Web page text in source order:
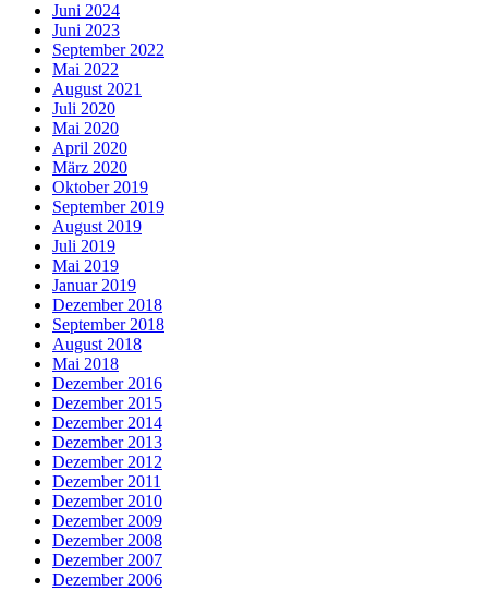
Juni 2024
Juni 2023
September 2022
Mai 2022
August 2021
Juli 2020
Mai 2020
April 2020
März 2020
Oktober 2019
September 2019
August 2019
Juli 2019
Mai 2019
Januar 2019
Dezember 2018
September 2018
August 2018
Mai 2018
Dezember 2016
Dezember 2015
Dezember 2014
Dezember 2013
Dezember 2012
Dezember 2011
Dezember 2010
Dezember 2009
Dezember 2008
Dezember 2007
Dezember 2006